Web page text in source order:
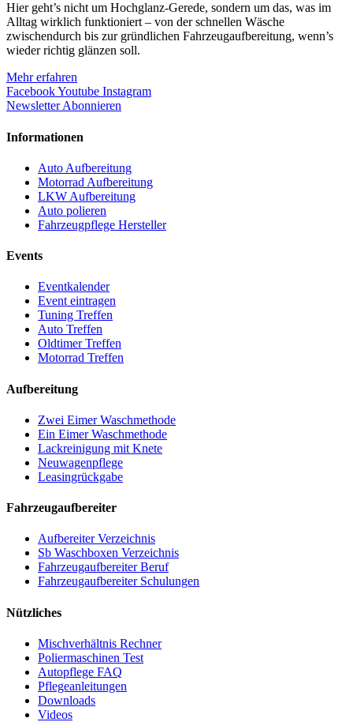
Hier geht’s nicht um Hochglanz-Gerede, sondern um das, was im
Alltag wirklich funktioniert – von der schnellen Wäsche
zwischendurch bis zur gründlichen Fahrzeugaufbereitung, wenn’s
wieder richtig glänzen soll.
Mehr erfahren
FacebookYoutube Instagram
Newsletter Abonnieren
Informationen
Auto Aufbereitung
Motorrad Aufbereitung
LKW Aufbereitung
Auto polieren
Fahrzeugpflege Hersteller
Events
Eventkalender
Event eintragen
Tuning Treffen
Auto Treffen
Oldtimer Treffen
Motorrad Treffen
Aufbereitung
Zwei Eimer Waschmethode
Ein Eimer Waschmethode
Lackreinigung mit Knete
Neuwagenpflege
Leasingrückgabe
Fahrzeugaufbereiter
Aufbereiter Verzeichnis
Sb Waschboxen Verzeichnis
Fahrzeugaufbereiter Beruf
Fahrzeugaufbereiter Schulungen
Nützliches
Mischverhältnis Rechner
Poliermaschinen Test
Autopflege FAQ
Pflegeanleitungen
Downloads
Videos